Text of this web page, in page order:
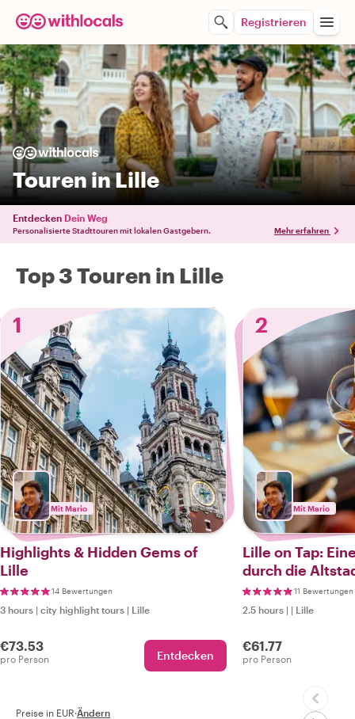
Registrieren
Touren in Lille
Entdecken Dein Weg
Personalisierte Stadttouren mit lokalen Gastgebern. Mehr erfahren
Top 3 Touren in Lille
1
Mit Mario
Highlights & Hidden Gems of
Lille
14 Bewertungen
3 hours | city highlight tours | Lille
€73.53
pro Person Entdecken
2
Mit Mario
Lille on Tap:
durch die
11 Bewertungen
2.5 hours | | Lille
€61.77
pro Person
Preise in EUR·Ändern